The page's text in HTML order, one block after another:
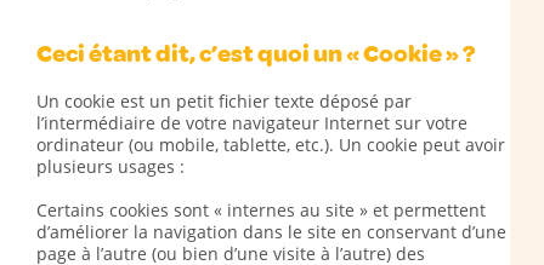
Ceci étant dit, c’est quoi un « Cookie » ?
Un cookie est un petit fichier texte déposé par
l’intermédiaire de votre navigateur Internet sur votre
ordinateur (ou mobile, tablette, etc.). Un cookie peut avoir
plusieurs usages :
Certains cookies sont « internes au site » et permettent
d’améliorer la navigation dans le site en conservant d’une
page à l’autre (ou bien d’une visite à l’autre) des